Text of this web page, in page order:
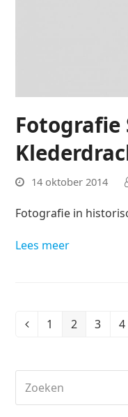
Fotografie
14 oktober 2014
Fotografie in
Lees meer
VorigePage
1 Page
2 Page
3 4